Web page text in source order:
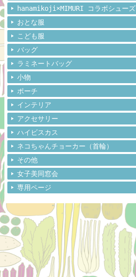
hanamikoji×MIMURI コラボシューズ
おとな服
こども服
バッグ
ラミネートバッグ
小物
ポーチ
インテリア
アクセサリー
ハイビスカス
ネコちゃんチョーカー（首輪）
その他
女子美同窓会
専用ページ